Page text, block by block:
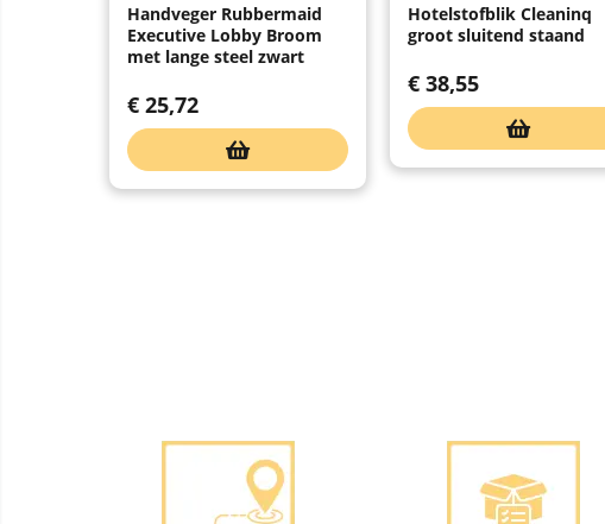
Handveger Rubbermaid
Executive Lobby Broom
met lange steel zwart
€ 25,72
Hotelstofblik Cleaninq
groot sluitend staand
€ 38,55